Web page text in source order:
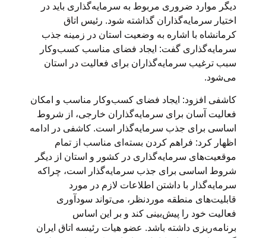
دیگر موارد ضروری مربوط به سرمایه‌گذاری باید در
اختیار سرمایه‌گذاران گذاشته شود. رئیس اتاق
کرمانشاه با اشاره به وضعیت استان در زمینه جذب
سرمایه‌گذاری گفت: ایجاد فضای مناسب کسب‌وکار
سبب ترغیب سرمایه‌گذاران برای فعالیت در استان
می‌شود.
کاشفی افزود: ایجاد فضای کسب‌وکار مناسب و امکان
فعالیت آسان برای سرمایه‌گذاران خارجی، از شروط
اساسی برای جذب سرمایه‌گذار است. کاشفی در ادامه
اظهار کرد: فراهم کردن بسته‌ای مناسب از تمام
موقعیت‌های سرمایه‌گذاری در کشور و استان از دیگر
شروط اساسی برای جذب سرمایه‌گذار است، چراکه
سرمایه‌گذار با داشتن اطلاعات لازم در مورد
قابلیت‌های منطقه موردنظر، می‌تواند سودآوری
فعالیت خود را پیش‌بینی کند و بر این اساس
برنامه‌ریزی داشته باشد. عضو هیات رئیسه اتاق ایران